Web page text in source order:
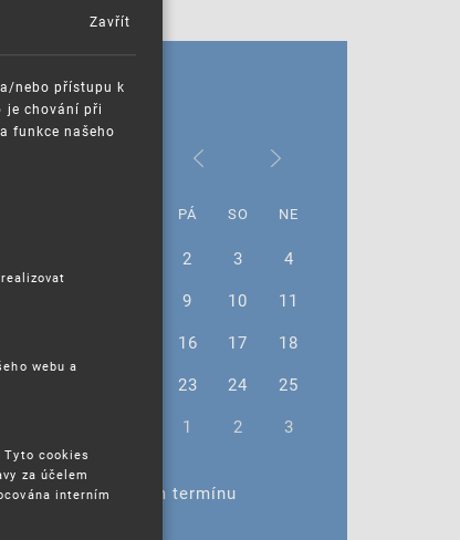
PÁ SO NE
2 3
4
9 10
11
16 17
18
23 24
25
1 2 3
akce ve vybraném termínu
nebo přístupu k
je chování při
funkce našeho
webu a
cookies
za účelem
interním
Zavřít